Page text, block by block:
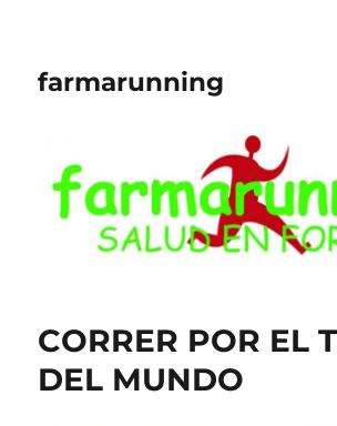
farmarunning
CORRER POR EL
DEL MUNDO